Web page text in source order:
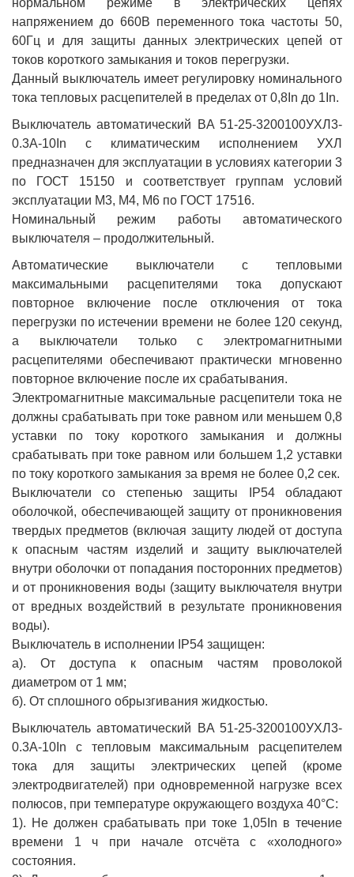
нормальном режиме в электрических цепях
напряжением до 660В переменного тока частоты 50,
60Гц и для защиты данных электрических цепей от
токов короткого замыкания и токов перегрузки.
Данный выключатель имеет регулировку номинального
тока тепловых расцепителей в пределах от 0,8In до 1In.
Выключатель автоматический BA 51-25-3200100УХЛ3-
0.3А-10In с климатическим исполнением УХЛ
предназначен для эксплуатации в условиях категории 3
по ГОСТ 15150 и соответствует группам условий
эксплуатации М3, М4, М6 по ГОСТ 17516.
Номинальный режим работы автоматического
выключателя – продолжительный.
Автоматические выключатели с тепловыми
максимальными расцепителями тока допускают
повторное включение после отключения от тока
перегрузки по истечении времени не более 120 секунд,
а выключатели только с электромагнитными
расцепителями обеспечивают практически мгновенно
повторное включение после их срабатывания.
Электромагнитные максимальные расцепители тока не
должны срабатывать при токе равном или меньшем 0,8
уставки по току короткого замыкания и должны
срабатывать при токе равном или большем 1,2 уставки
по току короткого замыкания за время не более 0,2 сек.
Выключатели со степенью защиты IP54 обладают
оболочкой, обеспечивающей защиту от проникновения
твердых предметов (включая защиту людей от доступа
к опасным частям изделий и защиту выключателей
внутри оболочки от попадания посторонних предметов)
и от проникновения воды (защиту выключателя внутри
от вредных воздействий в результате проникновения
воды).
Выключатель в исполнении IP54 защищен:
а). От доступа к опасным частям проволокой
диаметром от 1 мм;
б). От сплошного обрызгивания жидкостью.
Выключатель автоматический BA 51-25-3200100УХЛ3-
0.3А-10In с тепловым максимальным расцепителем
тока для защиты электрических цепей (кроме
электродвигателей) при одновременной нагрузке всех
полюсов, при температуре окружающего воздуха 40°С:
1). Не должен срабатывать при токе 1,05In в течение
времени 1 ч при начале отсчёта с «холодного»
состояния.